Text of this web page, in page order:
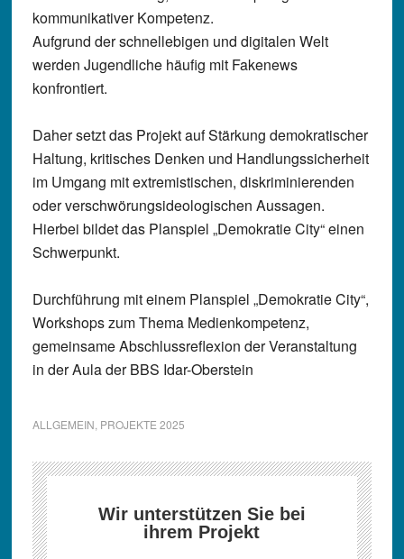
kommunikativer Kompetenz.
Aufgrund der schnellebigen und digitalen Welt
werden Jugendliche häufig mit Fakenews
konfrontiert.
Daher setzt das Projekt auf Stärkung demokratischer
Haltung, kritisches Denken und Handlungssicherheit
im Umgang mit extremistischen, diskriminierenden
oder verschwörungsideologischen Aussagen.
Hierbei bildet das Planspiel „Demokratie City“ einen
Schwerpunkt.
Durchführung mit einem Planspiel „Demokratie City“,
Workshops zum Thema Medienkompetenz,
gemeinsame Abschlussreflexion der Veranstaltung
in der Aula der BBS Idar-Oberstein
ALLGEMEIN PROJEKTE 2025
Wir unterstützen Sie bei
ihrem Projekt